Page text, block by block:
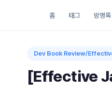
홈 태그 방명록
Dev Book Review/
[Effective